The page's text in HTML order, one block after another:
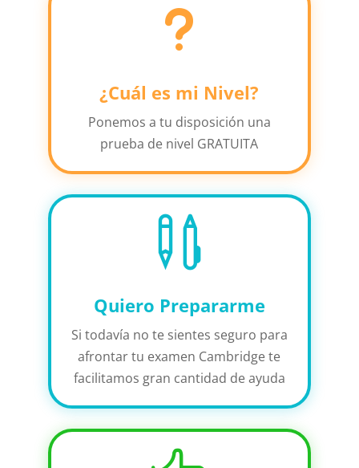
u
¿Cuál es mi Nivel?
Ponemos a tu disposición una
prueba de nivel GRATUITA

Quiero Prepararme
Si todavía no te sientes seguro para
afrontar tu examen Cambridge te
facilitamos gran cantidad de ayuda